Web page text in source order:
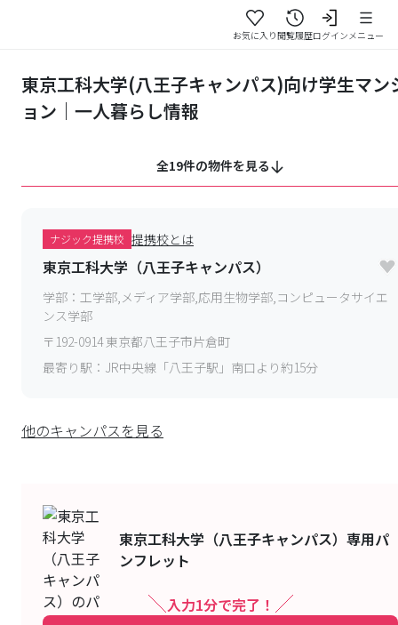
お気に入り閲覧履歴ログインメニュー
東京工科大学(八王子キャンパス)向け学生マン
ョン｜一人暮らし情報
全19件の物件を見る
ナジック提携校 提携校とは
東京工科大学（八王子キャンパス）
学部： 工学部,メディア学部,応用生物学部,コンピュータサイエ
ンス学部
〒 192-0914東京都八王子市片倉町
最寄り駅： JR中央線「八王子駅」南口より約15分
他のキャンパスを見る
東京工科大学（八王子キャンパス） 専用パ
ンフレット
入力1分で完了！